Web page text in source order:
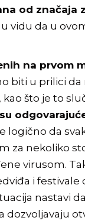
od
vidu da u
na prvom
biti u prilici
što je to
logično da
za nekoliko
virusom.
i
nastavi